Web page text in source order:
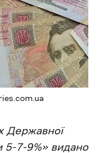
Державної
5-7-9%» видано